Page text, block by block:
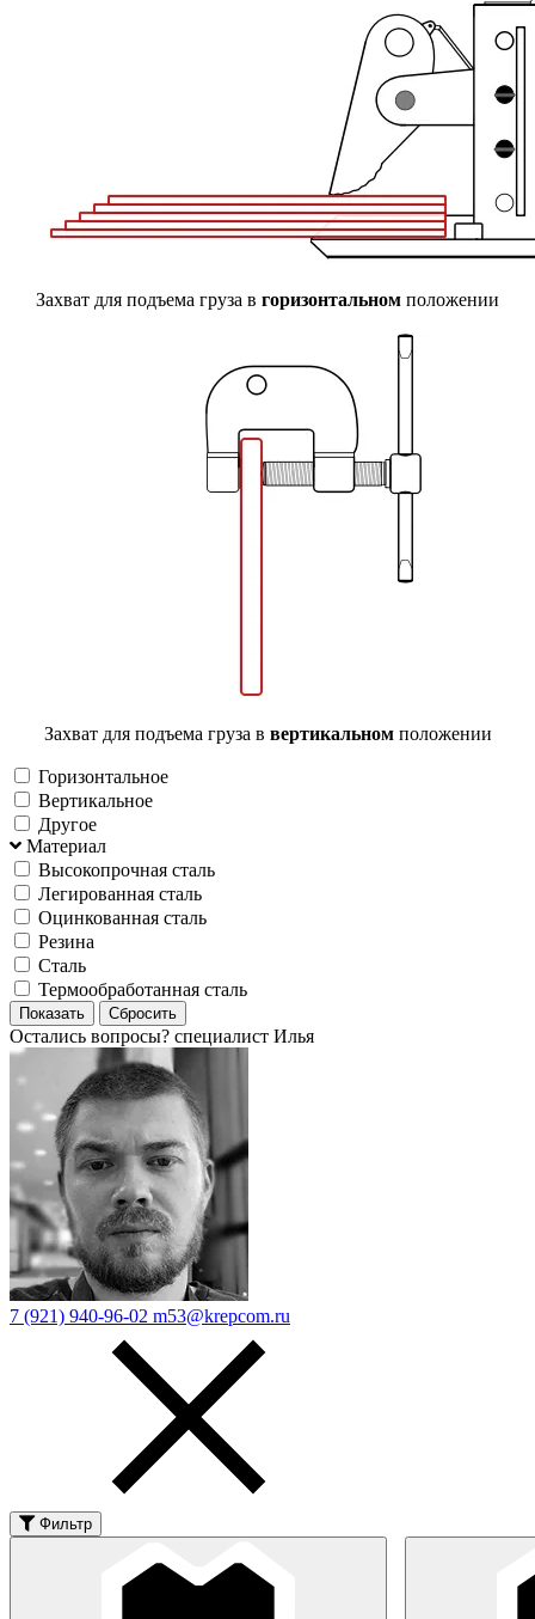
Захват для подъема груза в горизонтальном положении
Захват для подъема груза в вертикальном положении
Горизонтальное
Вертикальное
Другое
Материал
Высокопрочная сталь
Легированная сталь
Оцинкованная сталь
Резина
Сталь
Термообработанная сталь
Остались вопросы? специалист Илья
7 (921) 940-96-02 m53@krepcom.ru
Фильтр